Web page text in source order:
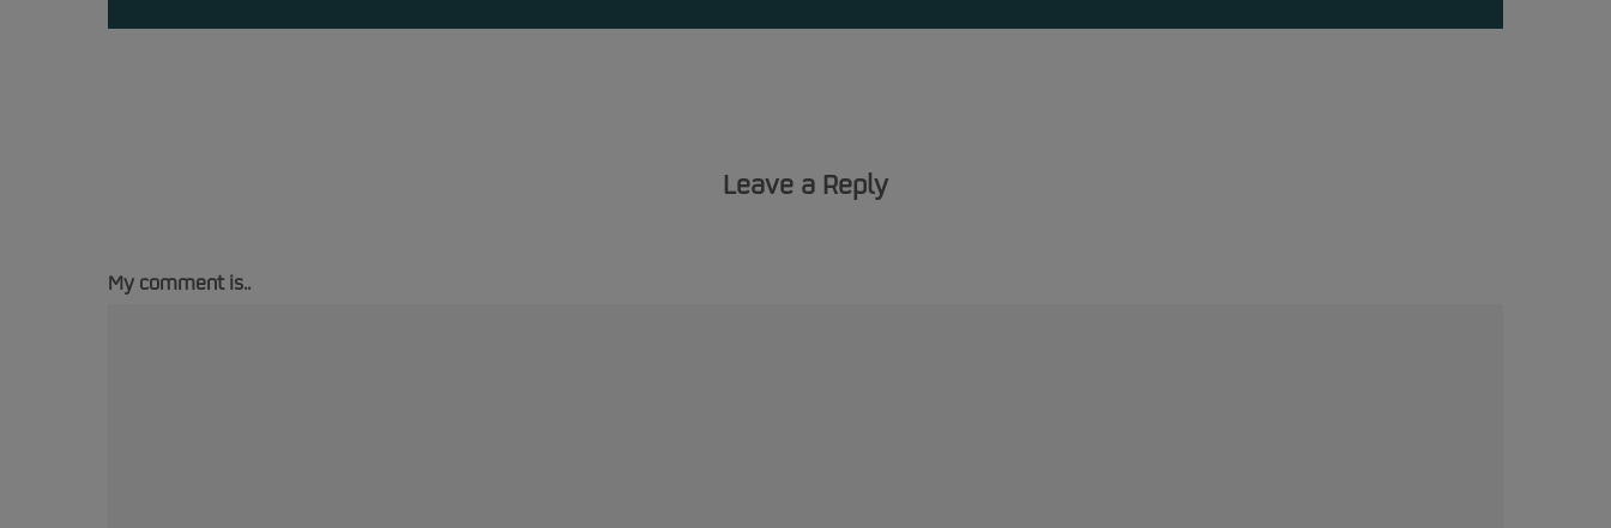
Leave a Reply
My comment is..